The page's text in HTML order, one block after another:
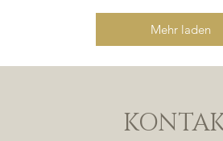
i
e
Mehr laden